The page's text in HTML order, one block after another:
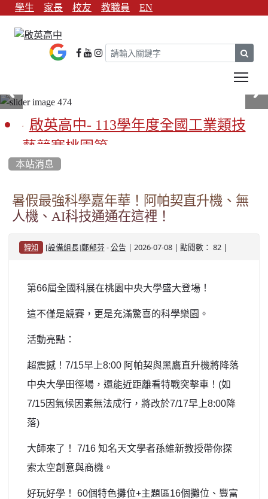
學生 家長 校友 教職員 EN
啟英高中- 113學年度全國工業類技
藝競賽桃園第一
啟英高中-113學年全國學生家事類技
藝競賽榮獲1支金手獎3支優勝
亞洲金牌在啟英！-機器人競賽亞洲
第一
北台灣私校第一
啟英高中-汽車科榮耀桃園
啟英高中-時尚科桃園第一
本站消息
暑假最強科學嘉年華！阿帕契直升機、無
人機、AI科技通通在這裡！
轉知 [設備組長]鄭郁芬- 公告 | 2026-07-08 | 點閱數： 82 |
第66屆全國科展在桃園中央大學盛大登場！
這不僅是競賽，更是充滿驚喜的科學樂園。
活動亮點：
超震撼！ 7/15早上8:00 阿帕契與黑鷹直升機將降落
中央大學田徑場，還能近距離看特戰突擊車！ (如
7/15因氣候因素無法成行，將改於7/17早上8:00降
落)
大師來了！ 7/16 知名天文學者孫維新教授帶你探
索太空創意與商機。
好玩好學！ 60個特色攤位+主題區16個攤位、豐富